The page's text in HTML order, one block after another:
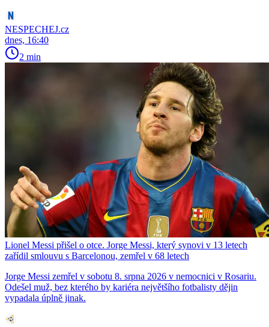
NESPECHEJ.cz
dnes, 16:40
2 min
Lionel Messi přišel o otce. Jorge Messi, který synovi v 13 letech
zařídil smlouvu s Barcelonou, zemřel v 68 letech
Jorge Messi zemřel v sobotu 8. srpna 2026 v nemocnici v Rosariu.
Odešel muž, bez kterého by kariéra největšího fotbalisty dějin
vypadala úplně jinak.